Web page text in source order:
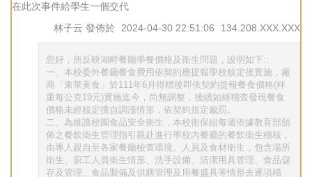
在此次事件給學生一個交代
林子云 發佈於 2024-04-30 22:51:06 134.208.XXX.XXX
您好，所反映湖畔餐廳學餐價格及衛生問題，說明如下::
一、本校委外餐廳餐食費用依契約應提報學校核定後實施，廠
商「東華美食」於111年6月得標後即依契約提報餐食價格(秤
重每公克19元)實施迄今，尚無調整，後續如經稽查發現餐食
價格未經核定擅自調漲情形，依契約規定裁罰。
二、為維護校園食品安全衛生，本校衛保組每週依據教育部頒
佈之餐飲衛生管理指引親赴進行學校內餐廳的餐飲衛生稽核，
由專人親自至各家餐廳檢查環境、人員及食材衛生，包含場所
衛生、廚工人員衛生情形、洗手設備、清潔用具管理、食品儲
存及管理、食品製備及供膳管理及用餐盛具等情形去逐項稽